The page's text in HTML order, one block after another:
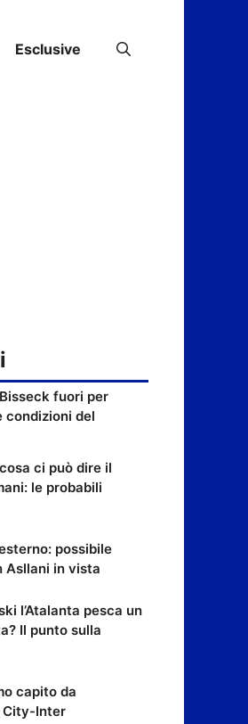
Esclusive
fuori per
condizioni del
ci può dire il
le probabili
possibile
Asllani in vista
l’Atalanta pesca un
Il punto sulla
capito da
City-Inter